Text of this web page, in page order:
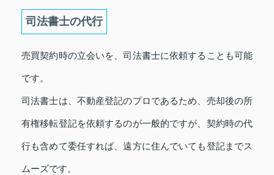
司法書士の代行
売買契約時の立会いを、司法書士に依頼することも可能
です。
司法書士は、不動産登記のプロであるため、売却後の所
有権移転登記を依頼するのが一般的ですが、契約時の代
行も含めて委任すれば、遠方に住んでいても登記までス
ムーズです。